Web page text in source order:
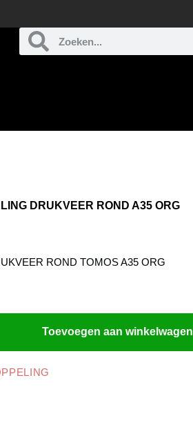
DRUKVEER ROND A35 ORG
ROND TOMOS A35 ORG
Toevoegen aan winkelwagen